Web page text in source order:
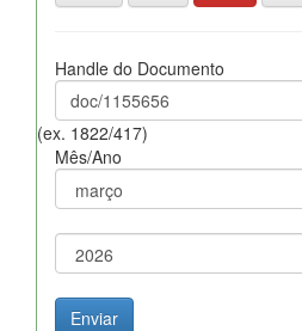
Handle do Documento
(ex. 1822/417)
Mês/Ano